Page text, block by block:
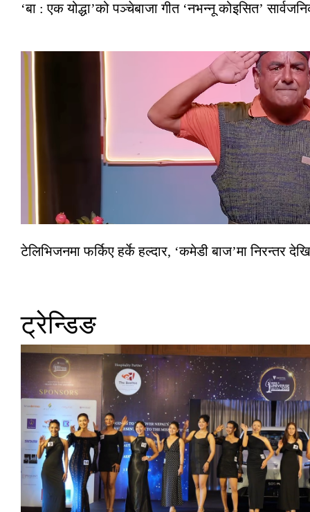
‘बा : एक योद्धा’को पञ्चेबाजा गीत ‘नभन्नू कोइसित’
टेलिभिजनमा फर्किए हर्के हल्दार, ‘कमेडी बाज’मा निरन्तर
ट्रेन्डिङ